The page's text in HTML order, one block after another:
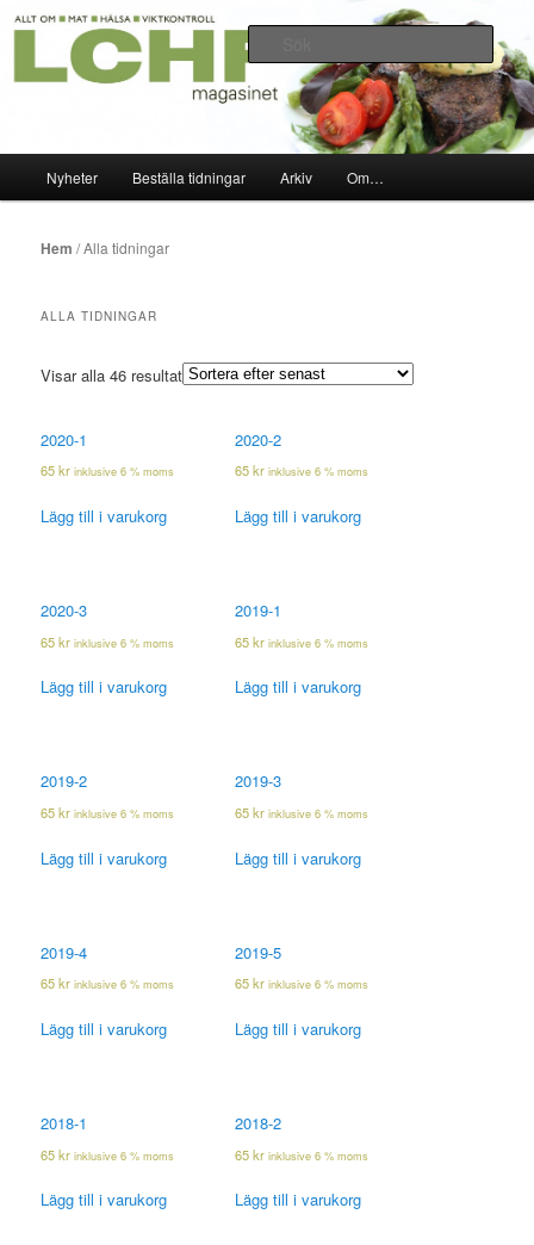
Hoppa
till
primärt
innehåll
Hoppa
till
sekundärt
innehåll LCHF-magasinet
Allt om mat hälsa viktkontroll 2010-2020
Sök
Nyheter Beställa tidningar Arkiv Om…
Hem / Alla tidningar
ALLA TIDNINGAR
Visar alla 46 resultat
2020-1
65kr inklusive 6 % moms
Lägg till i varukorg
2020-2
65kr inklusive 6 % moms
Lägg till i varukorg
2020-3
65kr inklusive 6 % moms
Lägg till i varukorg
2019-1
65kr inklusive 6 % moms
Lägg till i varukorg
2019-2
65kr inklusive 6 % moms
Lägg till i varukorg
2019-3
65kr inklusive 6 % moms
Lägg till i varukorg
2019-4
65kr inklusive 6 % moms
Lägg till i varukorg
2019-5
65kr inklusive 6 % moms
Lägg till i varukorg
2018-1
65kr inklusive 6 % moms
Lägg till i varukorg
2018-2
65kr inklusive 6 % moms
Lägg till i varukorg